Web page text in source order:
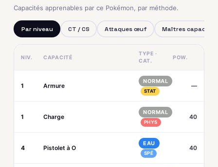
Capacités apprenables par ce Pokémon, par méthode.
Par niveau CT / CS Attaques œuf Maîtres capacités
NIV. CAPACITÉ
TYPE ·
CAT.
POW.
1 Armure
NORMAL
STAT
—
1 Charge
NORMAL
PHYS
40
4 Pistolet à O
EAU
SPÉ
40